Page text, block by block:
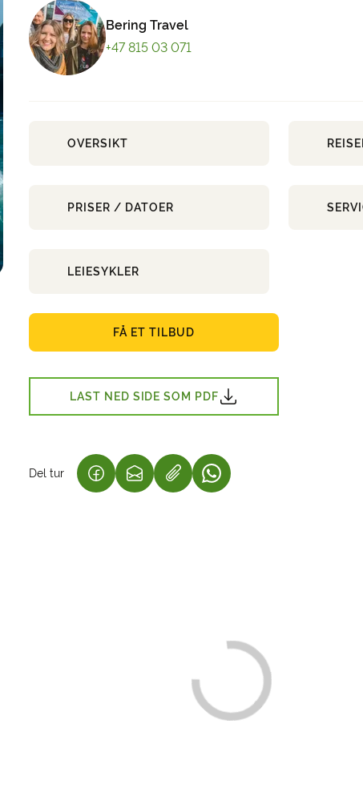
Bering Travel
+47 815 03 071
FÅ ET TILBUD
LAST NED SIDE SOM PDF
Del tur (LENKE ÅPNES I NY FANE)
(LENKE ÅPNES I NY FANE)(LENKE ÅPNES I NY FANE)
OVERSIKT
PRISER / DATOER
LEIESYKLER